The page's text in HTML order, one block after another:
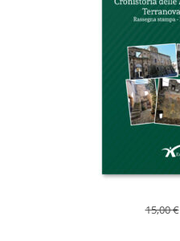
15,00€